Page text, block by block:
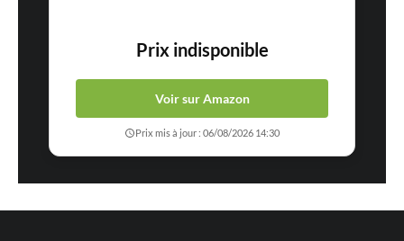
Prix indisponible
Voir sur Amazon
Prix mis à jour : 06/08/2026 14:30